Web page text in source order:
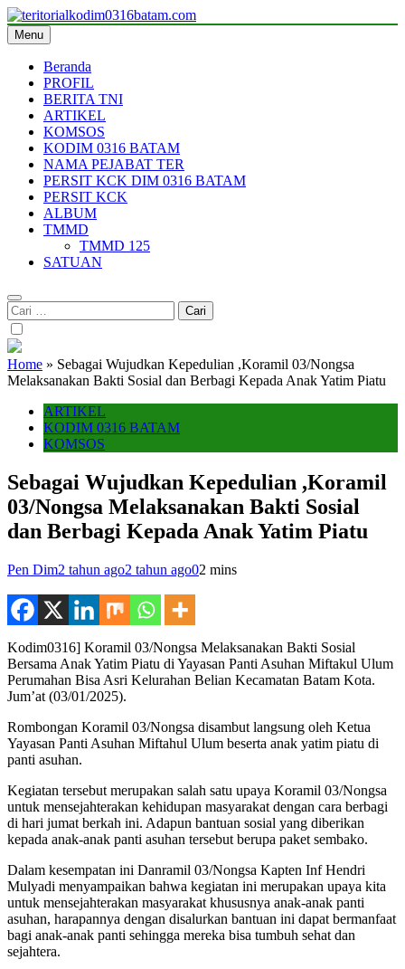
Skip
to
content
teritorialkodim0316batam.com
teritoriakkodimo0316batam
Menu
Beranda
PROFIL
BERITA TNI
ARTIKEL
KOMSOS
KODIM 0316 BATAM
NAMA PEJABAT TER
PERSIT KCK DIM 0316 BATAM
PERSIT KCK
ALBUM
TMMD
TMMD 125
SATUAN
Cari
untuk:
Home » Sebagai Wujudkan Kepedulian ,Koramil 03/Nongsa
Melaksanakan Bakti Sosial dan Berbagi Kepada Anak Yatim Piatu
ARTIKEL
KODIM 0316 BATAM
KOMSOS
Sebagai Wujudkan Kepedulian ,Koramil
03/Nongsa Melaksanakan Bakti Sosial
dan Berbagi Kepada Anak Yatim Piatu
Pen Dim2 tahun ago2 tahun ago02 mins
Kodim0316] Koramil 03/Nongsa Melaksanakan Bakti Sosial
Bersama Anak Yatim Piatu di Yayasan Panti Asuhan Miftakul Ulum
Perumahan Bisa Asri Kelurahan Belian Kecamatan Batam Kota.
Jum’at (03/01/2025).
Rombongan Koramil 03/Nongsa disambut langsung oleh Ketua
Yayasan Panti Asuhan Miftahul Ulum beserta anak yatim piatu di
panti asuhan.
Kegiatan tersebut merupakan salah satu upaya Koramil 03/Nongsa
untuk mensejahterakan kehidupan masyarakat dengan cara berbagi
di hari jumat berkah ini. Adapun bantuan sosial yang diberikan
kepada anak-anak panti asuhan tersebut berupa paket sembako.
Dalam kesempatan ini Danramil 03/Nongsa Kapten Inf Hendri
Mulyadi menyampaikan bahwa kegiatan ini merupakan upaya kita
untuk mensejahterakan masyarakat khususnya anak-anak panti
asuhan, harapannya dengan disalurkan bantuan ini dapat bermanfaat
bagi anak-anak panti sehingga mereka bisa tumbuh sehat dan
sejahtera.